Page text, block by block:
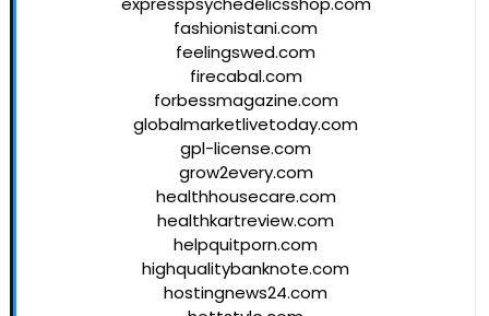
fashionistani.com
feelingswed.com
firecabal.com
forbessmagazine.com
globalmarketlivetoday.com
gpl-license.com
grow2every.com
healthhousecare.com
healthkartreview.com
helpquitporn.com
highqualitybanknote.com
hostingnews24.com